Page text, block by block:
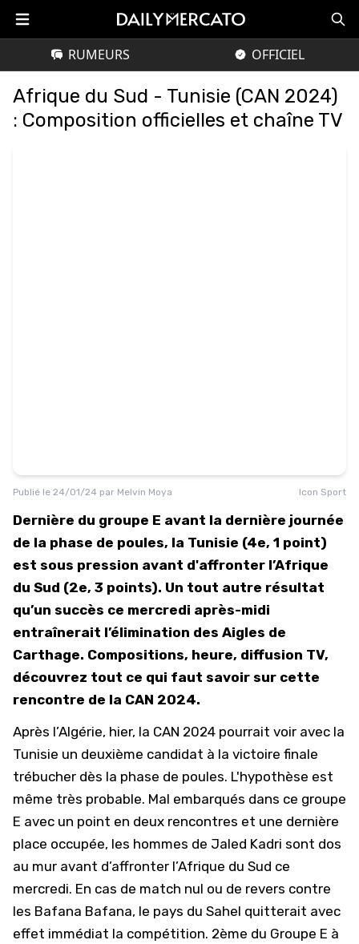
RUMEURS OFFICIEL
Afrique du Sud - Tunisie (CAN 2024)
: Composition officielles et chaîne TV
Publié le 24/01/24 par Melvin Moya Icon Sport
Dernière du groupe E avant la dernière journée
de la phase de poules, la Tunisie (4e, 1 point)
est sous pression avant d'affronter l’Afrique
du Sud (2e, 3 points). Un tout autre résultat
qu’un succès ce mercredi après-midi
entraînerait l’élimination des Aigles de
Carthage. Compositions, heure, diffusion TV,
découvrez tout ce qui faut savoir sur cette
rencontre de la CAN 2024.
Après l’Algérie, hier, la CAN 2024 pourrait voir avec la
Tunisie un deuxième candidat à la victoire finale
trébucher dès la phase de poules. L'hypothèse est
même très probable. Mal embarqués dans ce groupe
E avec un point en deux rencontres et une dernière
place occupée, les hommes de Jaled Kadri sont dos
au mur avant d’affronter l’Afrique du Sud ce
mercredi. En cas de match nul ou de revers contre
les Bafana Bafana, le pays du Sahel quitterait avec
effet immédiat la compétition. 2ème du Groupe E à